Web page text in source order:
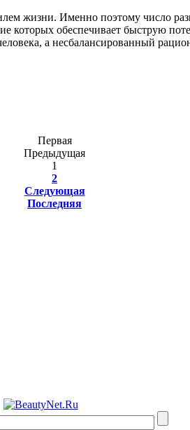
жизни. Именно поэтому число
которых обеспечивает быструю
а несбалансированный
Первая
Предыдущая
1
2
Следующая
Последняя